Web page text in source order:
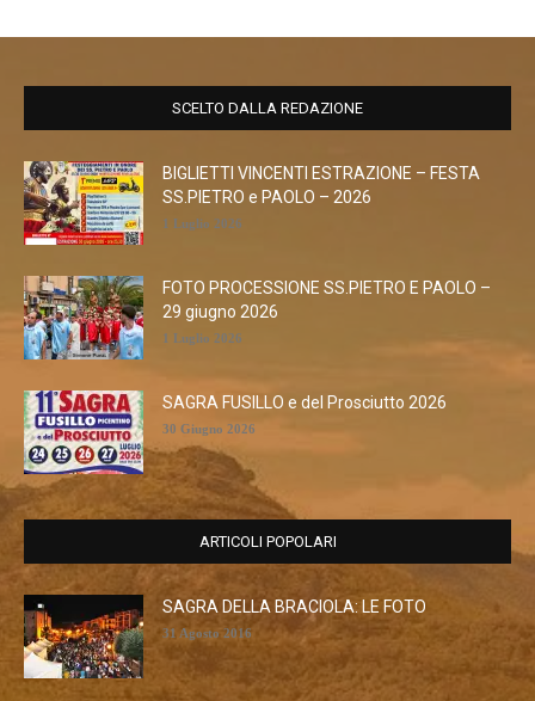
SCELTO DALLA REDAZIONE
BIGLIETTI VINCENTI ESTRAZIONE – FESTA
SS.PIETRO e PAOLO – 2026
1 Luglio 2026
FOTO PROCESSIONE SS.PIETRO E PAOLO –
29 giugno 2026
1 Luglio 2026
SAGRA FUSILLO e del Prosciutto 2026
30 Giugno 2026
ARTICOLI POPOLARI
SAGRA DELLA BRACIOLA: LE FOTO
31 Agosto 2016